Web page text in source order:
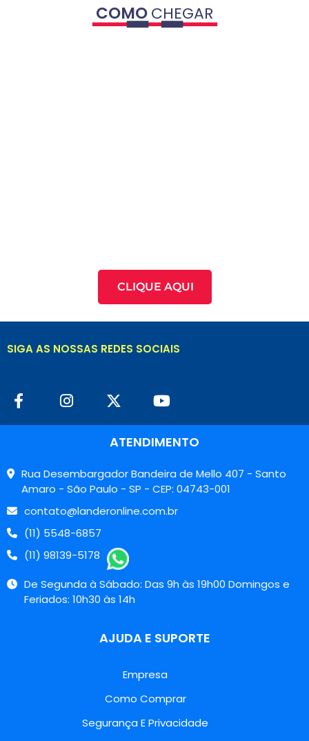
COMOCHEGAR
CLIQUE AQUI
SIGA AS NOSSAS REDES SOCIAIS
ATENDIMENTO
Rua Desembargador Bandeira de Mello 407 - Santo
Amaro - São Paulo - SP - CEP: 04743-001
contato@landeronline.com.br
(11) 5548-6857
(11) 98139-5178
De Segunda à Sábado: Das 9h às 19h00 Domingos e
Feriados: 10h30 às 14h
AJUDA E SUPORTE
Empresa
Como Comprar
Segurança E Privacidade